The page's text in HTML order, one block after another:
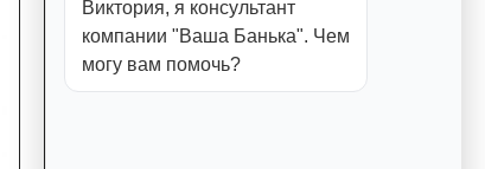
Виктория, я консультант
компании "Ваша Банька". Чем
могу вам помочь?